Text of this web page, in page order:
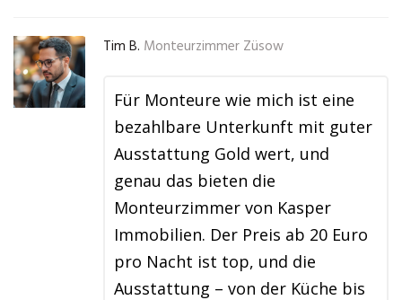
Tim B. Monteurzimmer Züsow
Für Monteure wie mich ist eine
bezahlbare Unterkunft mit guter
Ausstattung Gold wert, und
genau das bieten die
Monteurzimmer von Kasper
Immobilien. Der Preis ab 20 Euro
pro Nacht ist top, und die
Ausstattung – von der Küche bis